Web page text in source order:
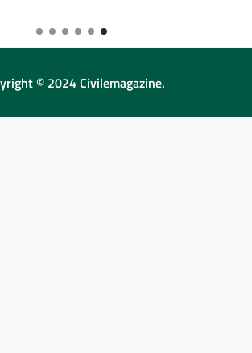
© 2024 Civilemagazine.